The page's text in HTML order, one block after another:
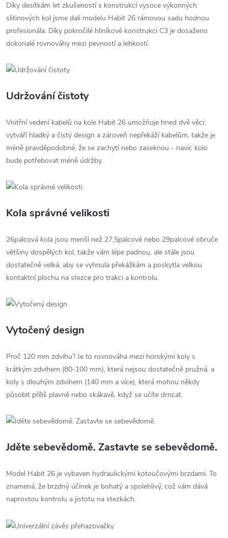
Díky desítkám let zkušeností s konstrukcí vysoce výkonných
slitinových kol jsme dali modelu Habit 26 rámovou sadu hodnou
profesionála. Díky pokročilé hliníkové konstrukci C3 je dosaženo
dokonalé rovnováhy mezi pevností a lehkostí.
Udržování čistoty
Vnitřní vedení kabelů na kole Habit 26 umožňuje hned dvě věci:
vytváří hladký a čistý design a zároveň nepřekáží kabelům, takže je
méně pravděpodobné, že se zachytí nebo zaseknou - navíc kolo
bude potřebovat méně údržby.
Kola správné velikosti
26palcová kola jsou menší než 27,5palcové nebo 29palcové obruče
většiny dospělých kol, takže vám lépe padnou, ale stále jsou
dostatečně velká, aby se vyhnula překážkám a poskytla velkou
kontaktní plochu na stezce pro trakci a kontrolu.
Vytočený design
Proč 120 mm zdvihu? Je to rovnováha mezi horskými koly s
krátkým zdvihem (80-100 mm), která nejsou dostatečně pružná, a
koly s dlouhým zdvihem (140 mm a více), která mohou někdy
působit příliš plavně nebo skákavě, když se učíte drncat.
Jděte sebevědomě. Zastavte se sebevědomě.
Model Habit 26 je vybaven hydraulickými kotoučovými brzdami. To
znamená, že brzdný účinek je bohatý a spolehlivý, což vám dává
naprostou kontrolu a jistotu na stezkách.